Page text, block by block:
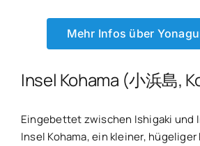
Mehr Infos über
Insel Kohama (小浜島,
Eingebettet zwischen Ishigaki und
Insel Kohama, ein kleiner,